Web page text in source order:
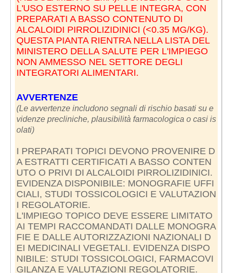
L'USO ESTERNO SU PELLE INTEGRA, CON
PREPARATI A BASSO CONTENUTO DI
ALCALOIDI PIRROLIZIDINICI (<0.35 MG/KG).
QUESTA PIANTA RIENTRA NELLA LISTA DEL
MINISTERO DELLA SALUTE PER L'IMPIEGO
NON AMMESSO NEL SETTORE DEGLI
INTEGRATORI ALIMENTARI.
AVVERTENZE
(Le avvertenze includono segnali di rischio basati su e
videnze precliniche, plausibilità farmacologica o casi is
olati)
I PREPARATI TOPICI DEVONO PROVENIRE D
A ESTRATTI CERTIFICATI A BASSO CONTEN
UTO O PRIVI DI ALCALOIDI PIRROLIZIDINICI.
EVIDENZA DISPONIBILE: MONOGRAFIE UFFI
CIALI, STUDI TOSSICOLOGICI E VALUTAZION
I REGOLATORIE.
L'IMPIEGO TOPICO DEVE ESSERE LIMITATO
AI TEMPI RACCOMANDATI DALLE MONOGRA
FIE E DALLE AUTORIZZAZIONI NAZIONALI D
EI MEDICINALI VEGETALI. EVIDENZA DISPO
NIBILE: STUDI TOSSICOLOGICI, FARMACOVI
GILANZA E VALUTAZIONI REGOLATORIE.